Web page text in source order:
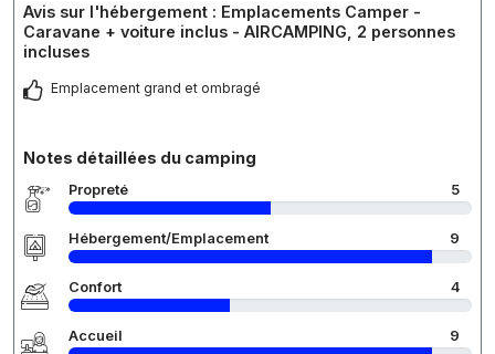
Avis sur l'hébergement : Emplacements Camper -
Caravane + voiture inclus - AIRCAMPING, 2 personnes
incluses
Emplacement grand et ombragé
Notes détaillées du camping
Propreté 5
Hébergement/Emplacement 9
Confort 4
Accueil 9